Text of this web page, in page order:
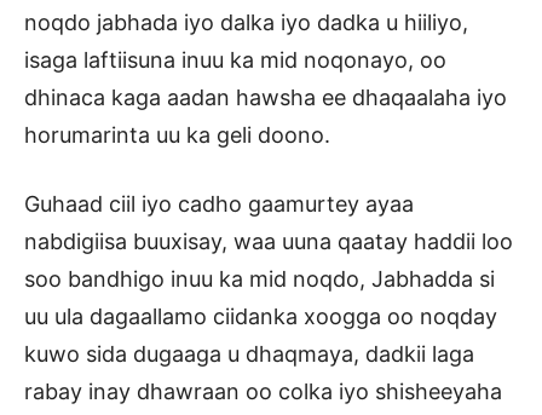
noqdo jabhada iyo dalka iyo dadka u hiiliyo,
isaga laftiisuna inuu ka mid noqonayo, oo
dhinaca kaga aadan hawsha ee dhaqaalaha iyo
horumarinta uu ka geli doono.
Guhaad ciil iyo cadho gaamurtey ayaa
nabdigiisa buuxisay, waa uuna qaatay haddii loo
soo bandhigo inuu ka mid noqdo, Jabhadda si
uu ula dagaallamo ciidanka xoogga oo noqday
kuwo sida dugaaga u dhaqmaya, dadkii laga
rabay inay dhawraan oo colka iyo shisheeyaha